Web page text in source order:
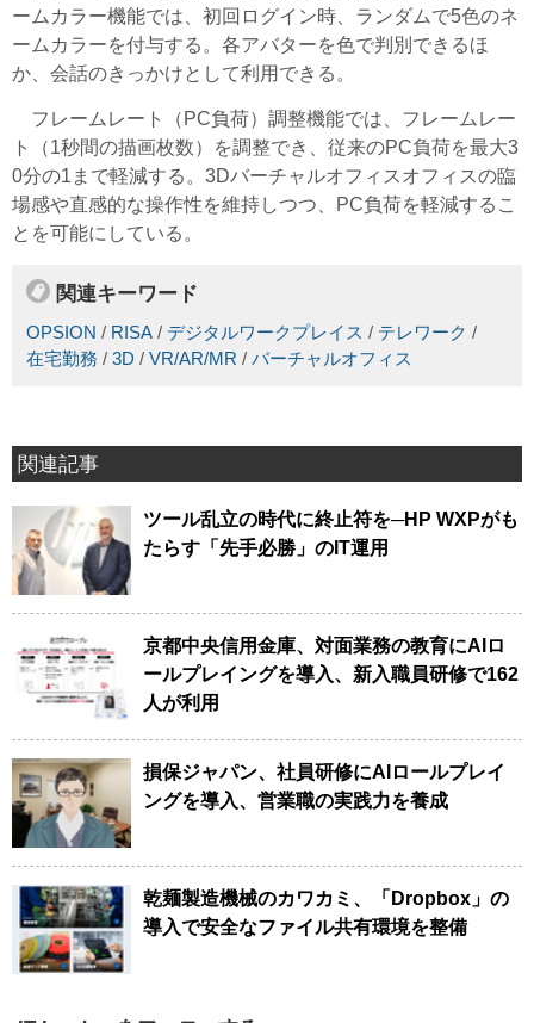
ームカラー機能では、初回ログイン時、ランダムで5色のネ
ームカラーを付与する。各アバターを色で判別できるほ
か、会話のきっかけとして利用できる。
フレームレート（PC負荷）調整機能では、フレームレー
ト（1秒間の描画枚数）を調整でき、従来のPC負荷を最大3
0分の1まで軽減する。3Dバーチャルオフィスオフィスの臨
場感や直感的な操作性を維持しつつ、PC負荷を軽減するこ
とを可能にしている。
関連キーワード
OPSION / RISA / デジタルワークプレイス / テレワーク /
在宅勤務 / 3D / VR/AR/MR / バーチャルオフィス
関連記事
ツール乱立の時代に終止符を─HP WXPがも
たらす「先手必勝」のIT運用
京都中央信用金庫、対面業務の教育にAIロ
ールプレイングを導入、新入職員研修で162
人が利用
損保ジャパン、社員研修にAIロールプレイ
ングを導入、営業職の実践力を養成
乾麺製造機械のカワカミ、「Dropbox」の
導入で安全なファイル共有環境を整備